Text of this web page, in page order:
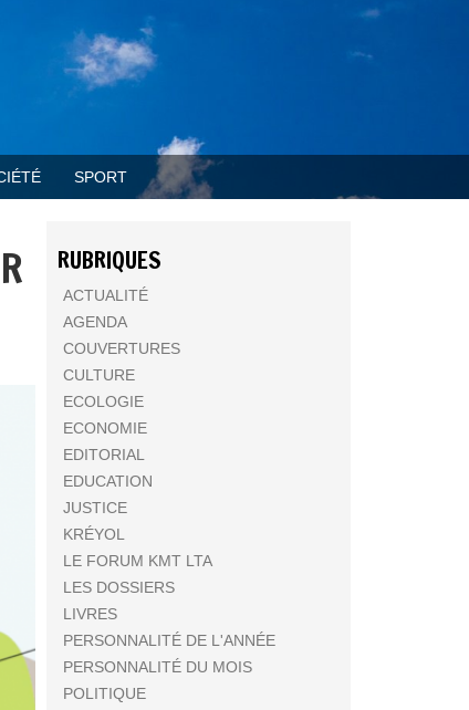
SPORT
RUBRIQUES
ACTUALITÉ
AGENDA
COUVERTURES
CULTURE
ECOLOGIE
ECONOMIE
EDITORIAL
EDUCATION
JUSTICE
KRÉYOL
LE FORUM KMT LTA
LES DOSSIERS
LIVRES
PERSONNALITÉ DE L'ANNÉE
PERSONNALITÉ DU MOIS
POLITIQUE